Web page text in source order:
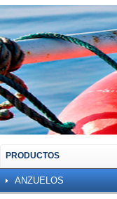
PRODUCTOS
ANZUELOS